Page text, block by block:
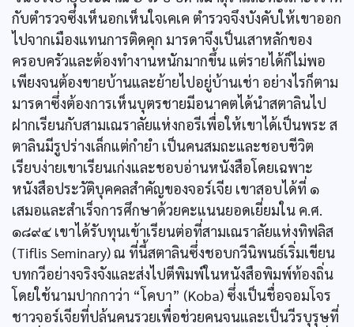
กับตำรวจซึ่งเห็นอกเห็นใจเคเค ตำรวจจึงบังคับให้เขาออก
ไปจากเมืองแทนการติดคุก มารดาจึงเป็นเสาหลักของ
ครอบครัวและต้องทำงานหนักมากขึ้น แต่รายได้ก็ไม่พอ
เพียงจนต้องขายบ้านและย้ายไปอยู่บ้านเช่า อย่างไรก็ตาม
มารดาซึ่งต้องการเห็นบุตรชายมีอนาคตได้นำสตาลินไป
ฝากเรียนกับสามเณราลัยแห่งกอรีเพื่อให้เขาได้เป็นพระ ส
ตาลินมีรูปร่างเล็กแต่กำยำ เป็นคนสมถะและชอบชีวิต
เรียบง่ายเขาเรียนเก่งและชอบอ่านหนังสือโดยเฉพาะ
หนังสือประวัติบุคคลสำคัญของจอร์เจีย เขาสอบได้ที่ ๑
เสมอและสำเร็จการศึกษาด้วยคะแนนยอดเยี่ยมใน ค.ศ.
๑๘๙๔ เขาได้รับทุนเข้าเรียนต่อที่สามเณราลัยแห่งทิฟลิส
(Tiflis Seminary) ณ ที่นี้สตาลินซึ่งชอบกวีนิพนธ์เริ่มเขียน
บทกวีอย่างจริงจังและส่งไปตีพิมพ์ในหนังสือพิมพ์ท้องถิ่น
โดยใช้นามปากกาว่า “โคบา” (Koba) ซึ่งเป็นชื่อจอมโจร
ชาวจอร์เจียที่ปล้นคนรวยเพื่อช่วยคนจนและเป็นวีรบุรุษที่